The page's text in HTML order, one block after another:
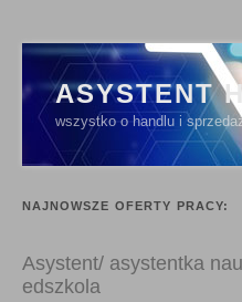
ASYSTENT
wszystko o handlu i
NAJNOWSZE OFERTY PRACY:
Asystent/ asystentka
edszkola